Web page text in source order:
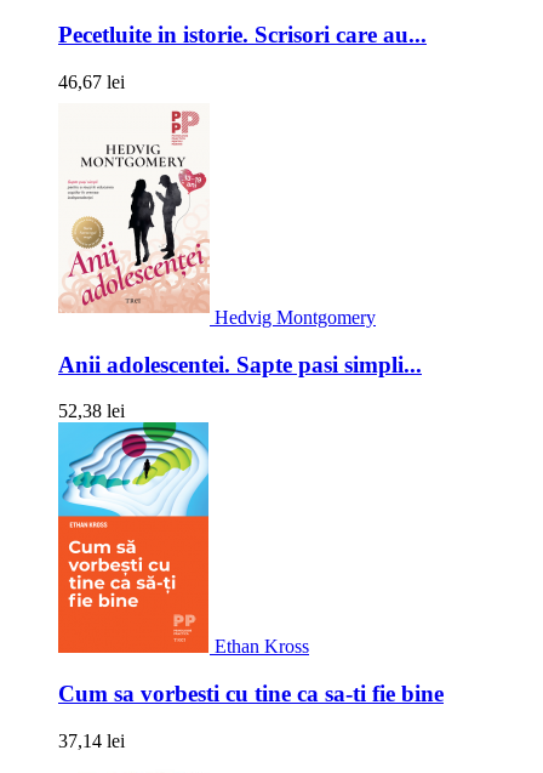
Pecetluite in istorie. Scrisori care au...
46,67 lei
Hedvig Montgomery
Anii adolescentei. Sapte pasi simpli...
52,38 lei
Ethan Kross
Cum sa vorbesti cu tine ca sa-ti fie bine
37,14 lei